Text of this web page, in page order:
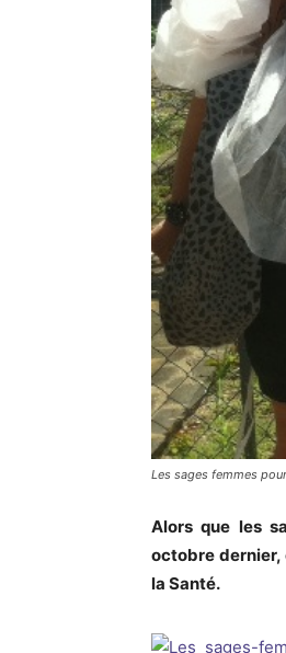
Les sages femmes
Alors que les
octobre dernier,
la Santé.